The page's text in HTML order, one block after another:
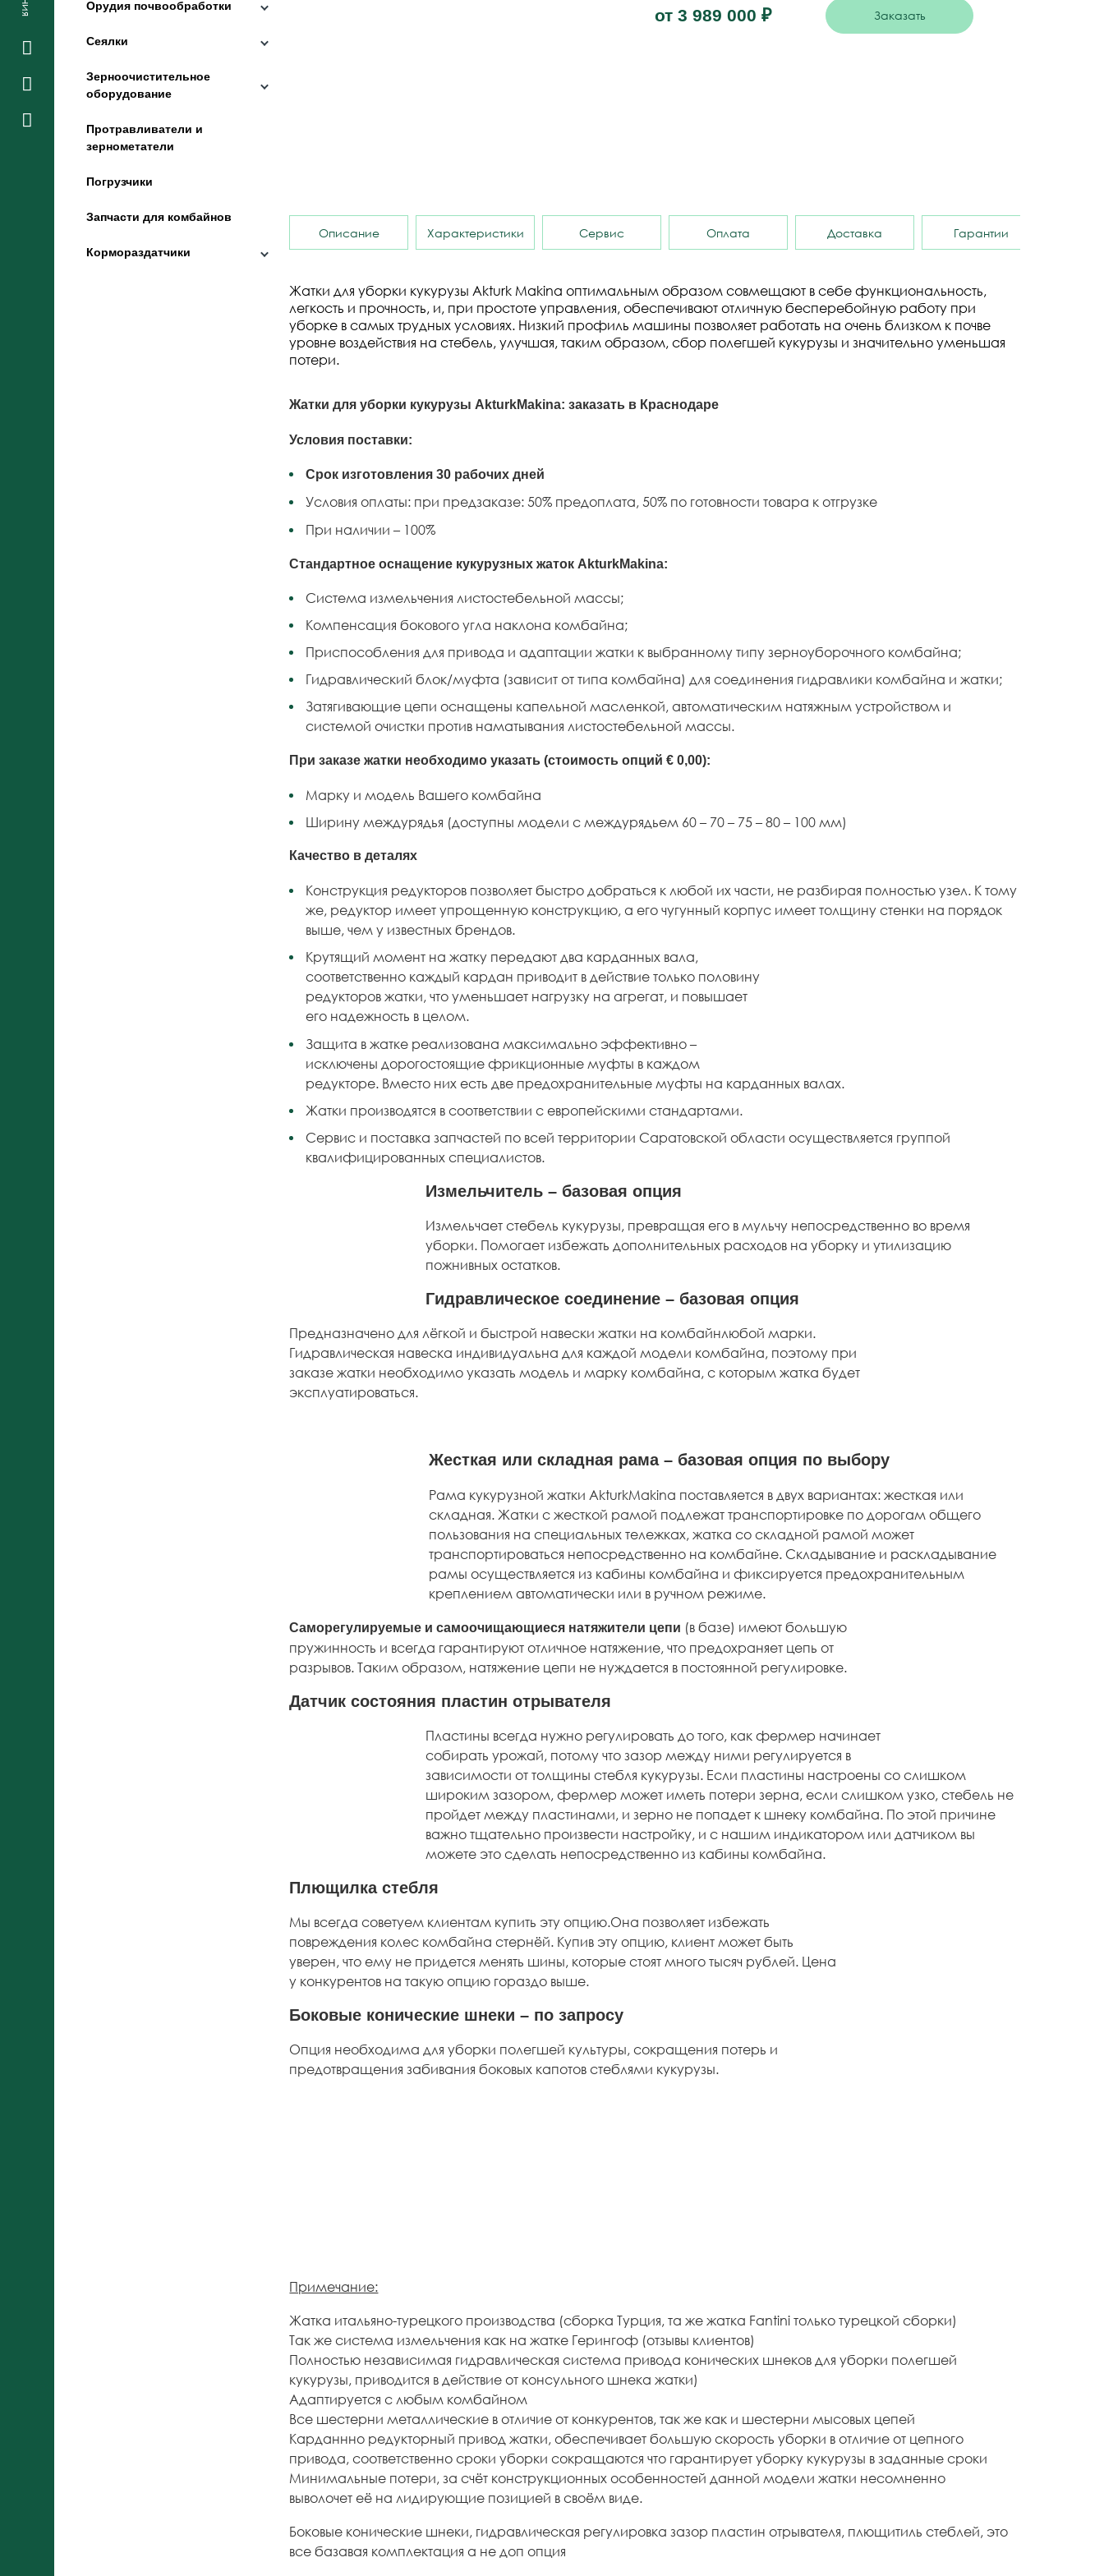
Орудия почвообработки
Сеялки
Зерноочистительное
оборудование
Протравливатели и
зернометатели
Погрузчики
Запчасти для комбайнов
Кормораздатчики
от3 989 000 ₽ Заказать
Описание Характеристики Сервис Оплата Доставка Гарантии
Жатки для уборки кукурузы Akturk Makina оптимальным образом совмещают в себе функциональность,
легкость и прочность, и, при простоте управления, обеспечивают отличную бесперебойную работу при
уборке в самых трудных условиях. Низкий профиль машины позволяет работать на очень близком к почве
уровне воздействия на стебель, улучшая, таким образом, сбор полегшей кукурузы и значительно уменьшая
потери.
Жатки для уборки кукурузы AkturkMakina: заказать в Краснодаре
Условия поставки:
Срок изготовления 30 рабочих дней
Условия оплаты: при предзаказе: 50% предоплата, 50% по готовности товара к отгрузке
При наличии – 100%
Стандартное оснащение кукурузных жаток AkturkMakina:
Система измельчения листостебельной массы;
Компенсация бокового угла наклона комбайна;
Приспособления для привода и адаптации жатки к выбранному типу зерноуборочного комбайна;
Гидравлический блок/муфта (зависит от типа комбайна) для соединения гидравлики комбайна и жатки;
Затягивающие цепи оснащены капельной масленкой, автоматическим натяжным устройством и
системой очистки против наматывания листостебельной массы.
При заказе жатки необходимо указать (стоимость опций € 0,00):
Марку и модель Вашего комбайна
Ширину междурядья (доступны модели с междурядьем 60 – 70 – 75 – 80 – 100 мм)
Качество в деталях
Конструкция редукторов позволяет быстро добраться к любой их части, не разбирая полностью узел. К тому
же, редуктор имеет упрощенную конструкцию, а его чугунный корпус имеет толщину стенки на порядок
выше, чем у известных брендов.
Крутящий момент на жатку передают два карданных вала,
соответственно каждый кардан приводит в действие только половину
редукторов жатки, что уменьшает нагрузку на агрегат, и повышает
его надежность в целом.
Защита в жатке реализована максимально эффективно –
исключены дорогостоящие фрикционные муфты в каждом
редукторе. Вместо них есть две предохранительные муфты на карданных валах.
Жатки производятся в соответствии с европейскими стандартами.
Сервис и поставка запчастей по всей территории Саратовской области осуществляется группой
квалифицированных специалистов.
Измельчитель – базовая опция
Измельчает стебель кукурузы, превращая его в мульчу непосредственно во время
уборки. Помогает избежать дополнительных расходов на уборку и утилизацию
пожнивных остатков.
Гидравлическое соединение – базовая опция
Предназначено для лёгкой и быстрой навески жатки на комбайнлюбой марки.
Гидравлическая навеска индивидуальна для каждой модели комбайна, поэтому при
заказе жатки необходимо указать модель и марку комбайна, с которым жатка будет
эксплуатироваться.
Жесткая или складная рама – базовая опция по выбору
Рама кукурузной жатки AkturkMakina поставляется в двух вариантах: жесткая или
складная. Жатки с жесткой рамой подлежат транспортировке по дорогам общего
пользования на специальных тележках, жатка со складной рамой может
транспортироваться непосредственно на комбайне. Складывание и раскладывание
рамы осуществляется из кабины комбайна и фиксируется предохранительным
креплением автоматически или в ручном режиме.
Саморегулируемые и самоочищающиеся натяжители цепи (в базе) имеют большую
пружинность и всегда гарантируют отличное натяжение, что предохраняет цепь от
разрывов. Таким образом, натяжение цепи не нуждается в постоянной регулировке.
Датчик состояния пластин отрывателя
Пластины всегда нужно регулировать до того, как фермер начинает
собирать урожай, потому что зазор между ними регулируется в
зависимости от толщины стебля кукурузы. Если пластины настроены со слишком
широким зазором, фермер может иметь потери зерна, если слишком узко, стебель не
пройдет между пластинами, и зерно не попадет к шнеку комбайна. По этой причине
важно тщательно произвести настройку, и с нашим индикатором или датчиком вы
можете это сделать непосредственно из кабины комбайна.
Плющилка стебля
Мы всегда советуем клиентам купить эту опцию.Она позволяет избежать
повреждения колес комбайна стернёй. Купив эту опцию, клиент может быть
уверен, что ему не придется менять шины, которые стоят много тысяч рублей. Цена
у конкурентов на такую опцию гораздо выше.
Боковые конические шнеки – по запросу
Опция необходима для уборки полегшей культуры, сокращения потерь и
предотвращения забивания боковых капотов стеблями кукурузы.
Примечание:
Жатка итальяно-турецкого производства (сборка Турция, та же жатка Fantini только турецкой сборки)
Так же система измельчения как на жатке Герингоф (отзывы клиентов)
Полностью независимая гидравлическая система привода конических шнеков для уборки полегшей
кукурузы, приводится в действие от консульного шнека жатки)
Адаптируется с любым комбайном
Все шестерни металлические в отличие от конкурентов, так же как и шестерни мысовых цепей
Карданнно редукторный привод жатки, обеспечивает большую скорость уборки в отличие от цепного
привода, соответственно сроки уборки сокращаются что гарантирует уборку кукурузы в заданные сроки
Минимальные потери, за счёт конструкционных особенностей данной модели жатки несомненно
выволочет её на лидирующие позицией в своём виде.
Боковые конические шнеки, гидравлическая регулировка зазор пластин отрывателя, плющитиль стеблей, это
все базавая комплектация а не доп опция